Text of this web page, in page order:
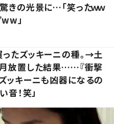
きの光景に…「笑ったｗｗ
ww」
ったズッキーニの種。→土
放置した結果……『衝撃
ッキーニも凶器になるの
音！笑」